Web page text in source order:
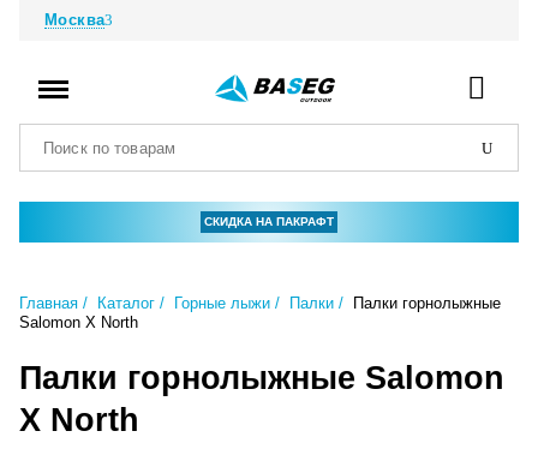
Москва
СКИДКА НА ПАКРАФТ
Главная Каталог Горные лыжи Палки
Палки горнолыжные
Salomon X North
Палки горнолыжные Salomon
X North